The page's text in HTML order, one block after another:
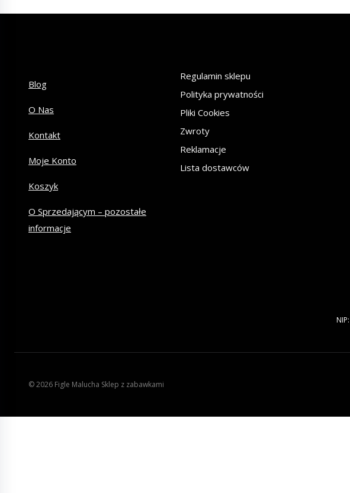
Blog
O Nas
Kontakt
Moje Konto
Koszyk
O Sprzedającym – pozostałe
informacje
Regulamin sklepu
Polityka prywatności
Pliki Cookies
Zwroty
Reklamacje
Lista dostawców
© 2026 Figle Malucha Sklep z zabawkami